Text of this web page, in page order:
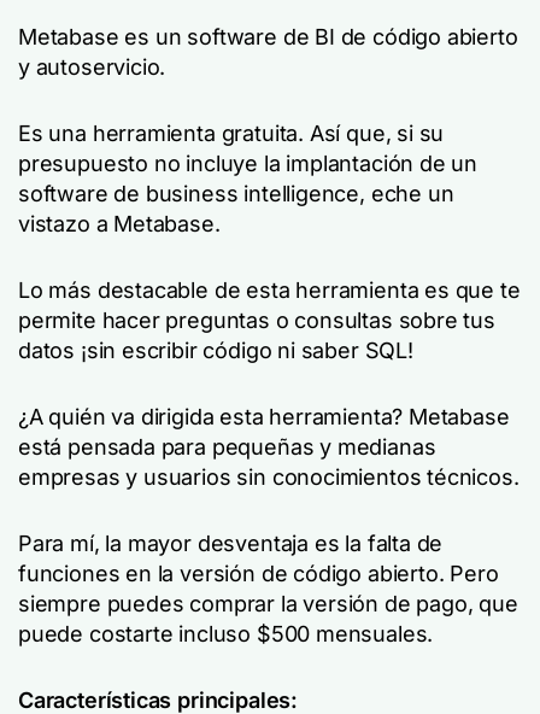
Metabase es un software de BI de código abierto
y autoservicio.
Es una herramienta gratuita. Así que, si su
presupuesto no incluye la implantación de un
software de business intelligence, eche un
vistazo a Metabase.
Lo más destacable de esta herramienta es que te
permite hacer preguntas o consultas sobre tus
datos ¡sin escribir código ni saber SQL!
¿A quién va dirigida esta herramienta? Metabase
está pensada para pequeñas y medianas
empresas y usuarios sin conocimientos técnicos.
Para mí, la mayor desventaja es la falta de
funciones en la versión de código abierto. Pero
siempre puedes comprar la versión de pago, que
puede costarte incluso $500 mensuales.
Características principales: